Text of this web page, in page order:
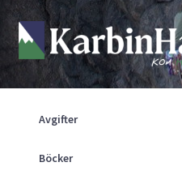
Hoppa
till
navigering
Hoppa
till
innehåll
Shop
Returpolicy
Mitt Konto
Avgifter
Böcker